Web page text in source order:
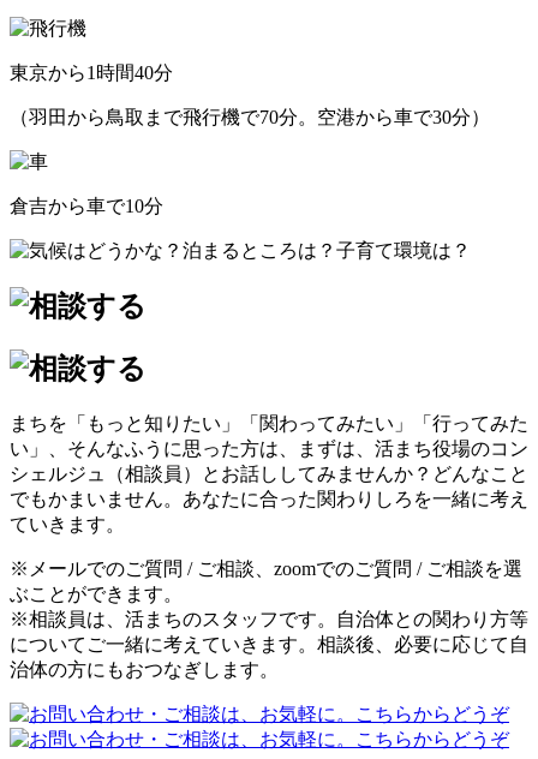
東京から1時間40分
（羽田から鳥取まで飛行機で70分。空港から車で30分）
倉吉から車で10分
まちを「もっと知りたい」「関わってみたい」「行ってみた
い」、そんなふうに思った方は、まずは、活まち役場のコン
シェルジュ（相談員）とお話ししてみませんか？どんなこと
でもかまいません。あなたに合った関わりしろを一緒に考え
ていきます。
※メールでのご質問 / ご相談、zoomでのご質問 / ご相談を選
ぶことができます。
※相談員は、活まちのスタッフです。自治体との関わり方等
についてご一緒に考えていきます。相談後、必要に応じて自
治体の方にもおつなぎします。